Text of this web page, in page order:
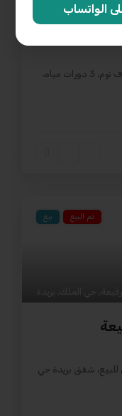
شقة للبيع في العزيزية بمكة، بالدور الثاني، 3 غرف نوم، 3 دورات مياه،
بيع تم البيع
شقق بريدة حي
الواتساب